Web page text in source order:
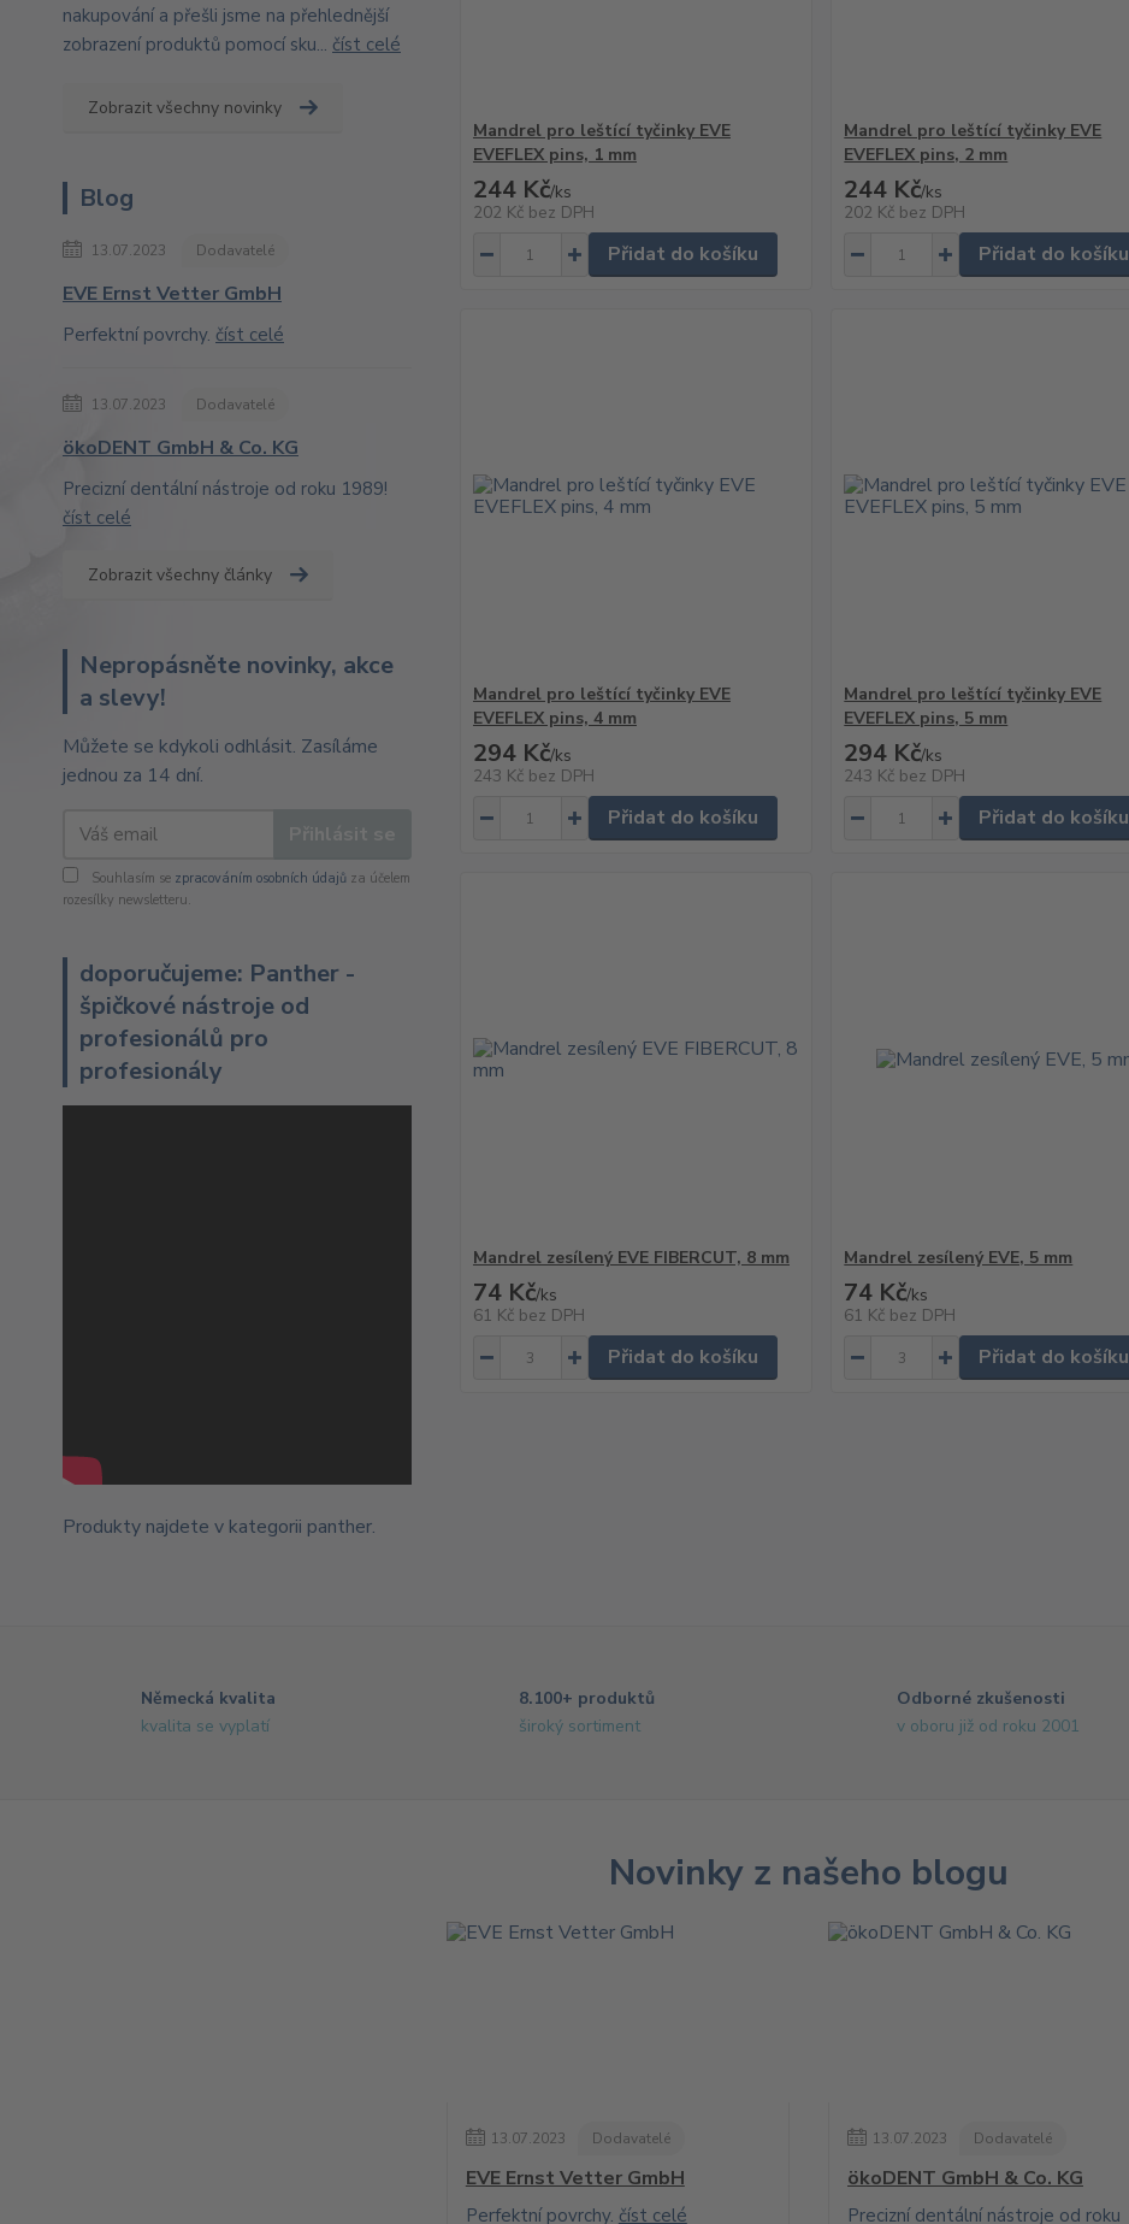
nakupování a přešli jsme na přehlednější
zobrazení produktů pomocí sku... číst celé
Zobrazit všechny novinky
Blog
13.07.2023 Dodavatelé
EVE Ernst Vetter GmbH
Perfektní povrchy. číst celé
13.07.2023 Dodavatelé
ökoDENT GmbH & Co. KG
Precizní dentální nástroje od roku 1989!
číst celé
Zobrazit všechny články
Nepropásněte novinky, akce
a slevy!
Můžete se kdykoli odhlásit. Zasíláme
jednou za 14 dní.
Souhlasím se zpracováním osobních údajů za účelem
rozesílky newsletteru.
doporučujeme: Panther -
špičkové nástroje od
profesionálů pro
profesionály
Produkty najdete v kategorii panther.
Mandrel pro leštící tyčinky EVE
EVEFLEX pins, 1 mm
244 Kč/ks
202 Kč bez DPH
Přidat do košíku
Mandrel pro leštící tyčinky EVE
EVEFLEX pins, 2 mm
244 Kč/ks
202 Kč bez DPH
Přidat do košíku
Mandrel pro leštící tyčinky EVE
EVEFLEX pins, 4 mm
294 Kč/ks
243 Kč bez DPH
Přidat do košíku
Mandrel pro leštící tyčinky EVE
EVEFLEX pins, 5 mm
294 Kč/ks
243 Kč bez DPH
Přidat do košíku
Mandrel zesílený EVE FIBERCUT, 8 mm
74 Kč/ks
61 Kč bez DPH
Přidat do košíku
Mandrel zesílený EVE, 5 mm
74 Kč/ks
61 Kč bez DPH
Přidat do košíku
Německá kvalita
kvalita se vyplatí
8.100+ produktů
široký sortiment
Odborné zkušenosti
v oboru již od roku 2001
Novinky z našeho blogu
13.07.2023 Dodavatelé
EVE Ernst Vetter GmbH
Perfektní povrchy. číst celé
13.07.2023 Dodavatelé
ökoDENT GmbH & Co. KG
Precizní dentální nástroje od roku